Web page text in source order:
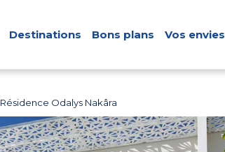
Destinations Bons plans Vos envies
Résidence Odalys Nakâra